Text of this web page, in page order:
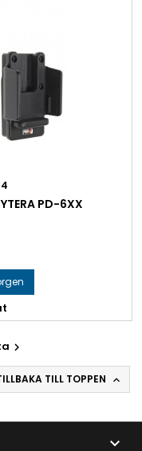
PD-6XX

TILL TOPPEN 
